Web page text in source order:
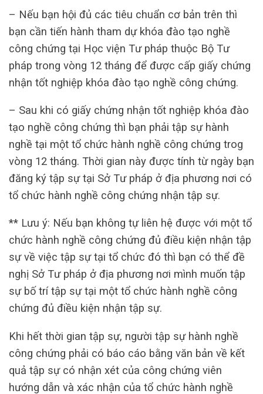
– Nếu bạn hội đủ các tiêu chuẩn cơ bản trên thì
bạn cần tiến hành tham dự khóa đào tạo nghề
công chứng tại Học viện Tư pháp thuộc Bộ Tư
pháp trong vòng 12 tháng để được cấp giấy chứng
nhận tốt nghiệp khóa đào tạo nghề công chứng.
– Sau khi có giấy chứng nhận tốt nghiệp khóa đào
tạo nghề công chứng thì bạn phải tập sự hành
nghề tại một tổ chức hành nghề công chứng trog
vòng 12 tháng. Thời gian này được tính từ ngày bạn
đăng ký tập sự tại Sở Tư pháp ở địa phương nơi có
tổ chức hành nghề công chứng nhận tập sự.
** Lưu ý: Nếu bạn không tự liên hệ được với một tổ
chức hành nghề công chứng đủ điều kiện nhận tập
sự về việc tập sự tại tổ chức đó thì bạn có thể đề
nghị Sở Tư pháp ở địa phương nơi mình muốn tập
sự bố trí tập sự tại một tổ chức hành nghề công
chứng đủ điều kiện nhận tập sự.
Khi hết thời gian tập sự, người tập sự hành nghề
công chứng phải có báo cáo bằng văn bản về kết
quả tập sự có nhận xét của công chứng viên
hướng dẫn và xác nhận của tổ chức hành nghề